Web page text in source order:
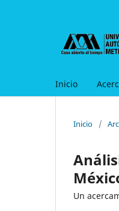
Inicio
Inicio /
Un